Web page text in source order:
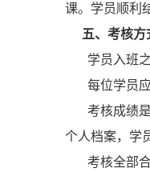
课。学员顺利
五、考核方
学员入班
每位学员
考核成绩
个人档案，学
考核全部合